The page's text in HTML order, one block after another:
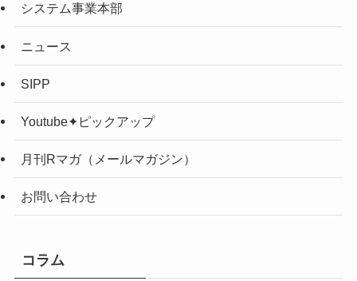
システム事業本部
ニュース
SIPP
Youtube✦ピックアップ
月刊Rマガ（メールマガジン）
お問い合わせ
コラム